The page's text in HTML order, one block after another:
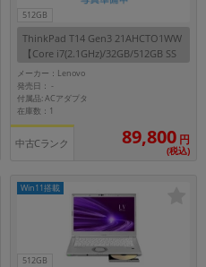
512GB
ThinkPad T14 Gen3 21AHCTO1WW
【Core i7(2.1GHz)/32GB/512GB SS
D/Win11Pro】
メーカー：Lenovo
発売日：-
付属品: ACアダプタ
在庫数：1
中古Cランク 89,800 円
(税込)
512GB
Win11搭載